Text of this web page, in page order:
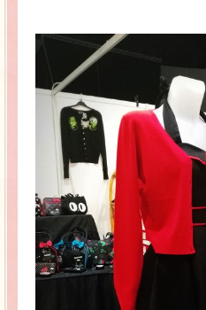
Ma période Weight Watchers